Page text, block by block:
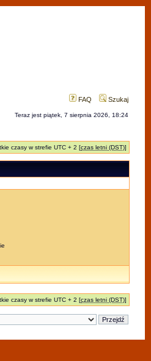
FAQ Szukaj
Teraz jest piątek, 7 sierpnia 2026, 18:24
czasy w strefie UTC + 2 [czas letni (DST)]
czasy w strefie UTC + 2 [czas letni (DST)]